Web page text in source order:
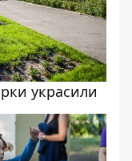
украсили